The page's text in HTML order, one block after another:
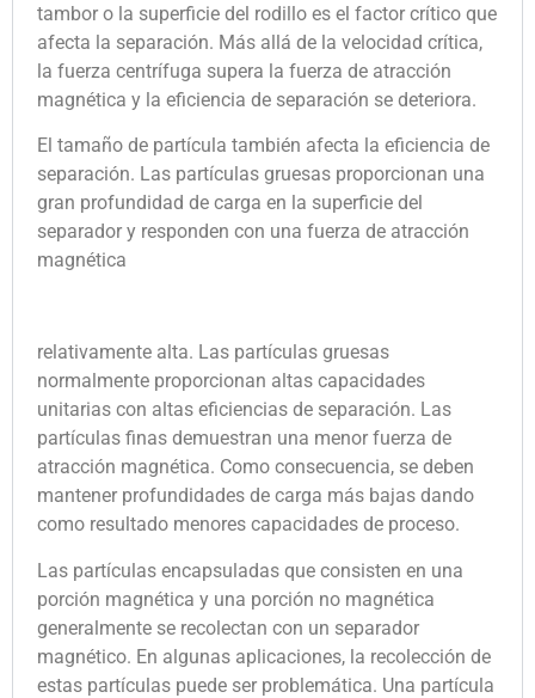
tambor o la superficie del rodillo es el factor crítico que
afecta la separación. Más allá de la velocidad crítica,
la fuerza centrífuga supera la fuerza de atracción
magnética y la eficiencia de separación se deteriora.
El tamaño de partícula también afecta la eficiencia de
separación. Las partículas gruesas proporcionan una
gran profundidad de carga en la superficie del
separador y responden con una fuerza de atracción
magnética
relativamente alta. Las partículas gruesas
normalmente proporcionan altas capacidades
unitarias con altas eficiencias de separación. Las
partículas finas demuestran una menor fuerza de
atracción magnética. Como consecuencia, se deben
mantener profundidades de carga más bajas dando
como resultado menores capacidades de proceso.
Las partículas encapsuladas que consisten en una
porción magnética y una porción no magnética
generalmente se recolectan con un separador
magnético. En algunas aplicaciones, la recolección de
estas partículas puede ser problemática. Una partícula